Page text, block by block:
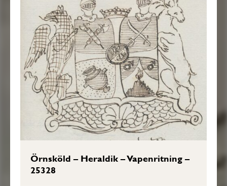
Örnsköld – Heraldik – Vapenritning –
25328